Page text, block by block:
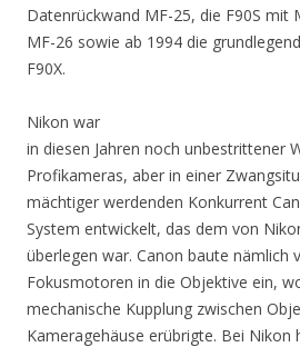
Datenrückwand MF-25, die F90S mit
MF-26 sowie ab 1994 die
F90X.
Nikon war
in diesen Jahren noch unbestrittener
Profikameras, aber in einer
mächtiger werdenden Konkurrent
System entwickelt, das dem von
überlegen war. Canon baute nämlich
Fokusmotoren in die Objektive ein,
mechanische Kupplung zwischen
Kameragehäuse erübrigte. Bei Nikon